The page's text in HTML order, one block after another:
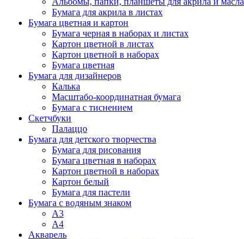
Бумага для акрила в листах
Бумага цветная и картон
Бумага черная в наборах и листах
Картон цветной в листах
Картон цветной в наборах
Бумага цветная
Бумага для дизайнеров
Калька
Масштабо-координатная бумага
Бумага с тиснением
Скетчбуки
Палаццо
Бумага для детского творчества
Бумага для рисования
Бумага цветная в наборах
Картон цветной в наборах
Картон белый
Бумага для пастели
Бумага с водяным знаком
А3
А4
Акварель